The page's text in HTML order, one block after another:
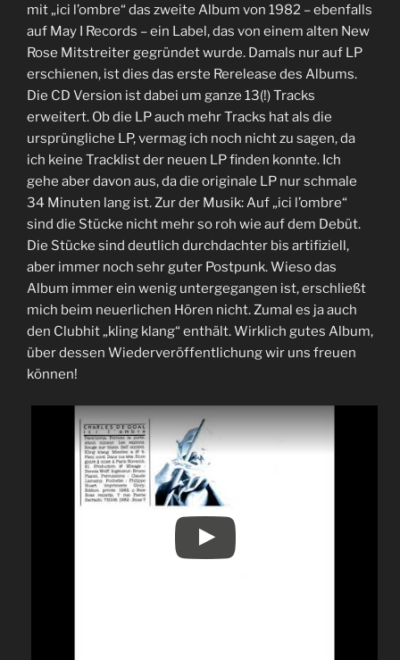
mit „ici l’ombre“ das zweite Album von 1982 – ebenfalls
auf May I Records – ein Label, das von einem alten New
Rose Mitstreiter gegründet wurde. Damals nur auf LP
erschienen, ist dies das erste Rerelease des Albums.
Die CD Version ist dabei um ganze 13(!) Tracks
erweitert. Ob die LP auch mehr Tracks hat als die
ursprüngliche LP, vermag ich noch nicht zu sagen, da
ich keine Tracklist der neuen LP finden konnte. Ich
gehe aber davon aus, da die originale LP nur schmale
34 Minuten lang ist. Zur der Musik: Auf „ici l’ombre“
sind die Stücke nicht mehr so roh wie auf dem Debüt.
Die Stücke sind deutlich durchdachter bis artifiziell,
aber immer noch sehr guter Postpunk. Wieso das
Album immer ein wenig untergegangen ist, erschließt
mich beim neuerlichen Hören nicht. Zumal es ja auch
den Clubhit „kling klang“ enthält. Wirklich gutes Album,
über dessen Wiederveröffentlichung wir uns freuen
können!